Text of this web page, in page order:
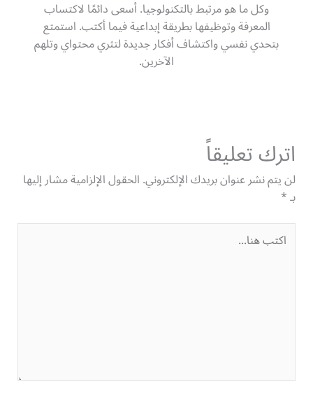
وكل ما هو مرتبط بالتكنولوجيا. أسعى دائمًا لاكتساب
المعرفة وتوظيفها بطريقة إبداعية فيما أكتب. استمتع
بتحدي نفسي واكتشاف أفكار جديدة لتثري محتواي وتلهم
الآخرين.
اترك تعليقاً
لن يتم نشر عنوان بريدك الإلكتروني.الحقول الإلزامية مشار إليها
بـ*
اكتب
هنا...